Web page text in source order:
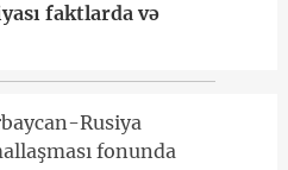
faktlarda və
Rusiya
fonunda